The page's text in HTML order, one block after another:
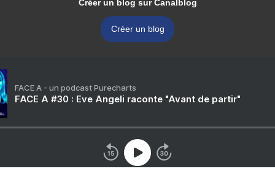
Créer un blog sur Canalblog
Créer un blog
FACE A - un podcast Purecharts
FACE A #30 : Eve Angeli raconte "Avant de partir"